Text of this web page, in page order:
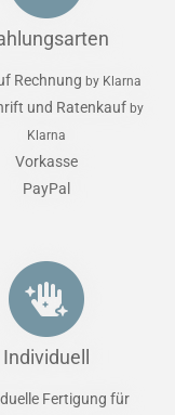
Rechnung by Klarna
und Ratenkauf by
Klarna
Vorkasse
PayPal
Individuell
Fertigung für